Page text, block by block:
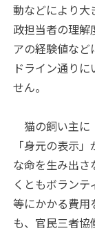
動などにより大
政担当者の理解
アの経験値など
ドライン通り
せん。
猫の飼い主に
「身元の表示
な命を生み出
くともボラン
等にかかる費用
も、官民三者